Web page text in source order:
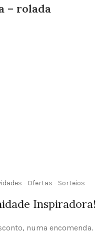
– rolada
- Ofertas - Sorteios
Inspiradora!
numa encomenda.